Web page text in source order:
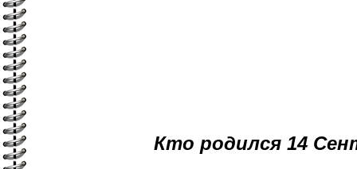
Кто родился 14